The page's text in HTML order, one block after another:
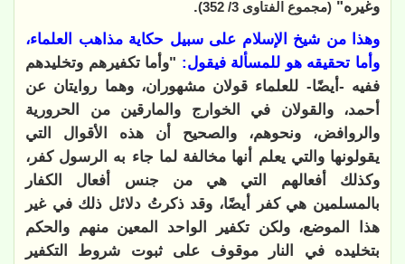
وغيره" (مجموع الفتاوى 3/ 352)
.
وهذا من شيخ الإسلام على سبيل حكاية مذاهب العلماء،
وأما تحقيقه هو للمسألة فيقول: "وأما تكفيرهم وتخليدهم
ففيه -أيضًا- للعلماء قولان مشهوران، وهما روايتان عن
أحمد، والقولان في الخوارج والمارقين من الحرورية
والروافض، ونحوهم، والصحيح أن هذه الأقوال التي
يقولونها والتي يعلم أنها مخالفة لما جاء به الرسول كفر،
وكذلك أفعالهم التي هي من جنس أفعال الكفار
بالمسلمين هي كفر أيضًا، وقد ذكرتُ دلائل ذلك في غير
هذا الموضع، ولكن تكفير الواحد المعين منهم والحكم
بتخليده في النار موقوف على ثبوت شروط التكفير